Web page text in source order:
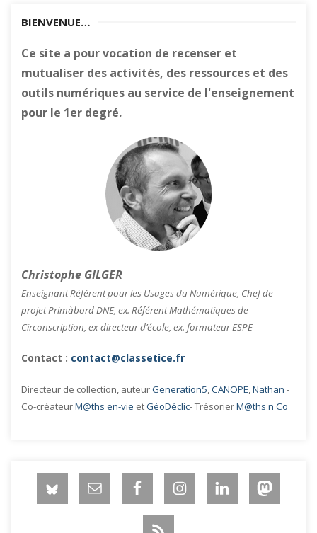
BIENVENUE…
Ce site a pour vocation de recenser et
mutualiser des activités, des ressources et des
outils numériques au service de l'enseignement
pour le 1er degré.
Christophe GILGER
Enseignant Référent pour les Usages du Numérique, Chef de
projet Primàbord DNE, ex. Référent Mathématiques de
Circonscription, ex-directeur d’école, ex. formateur ESPE
Contact : contact@classetice.fr
Directeur de collection, auteurGeneration5,CANOPE,Nathan -
Co-créateurM@ths en-vie etGéoDéclic- TrésorierM@ths'n Co